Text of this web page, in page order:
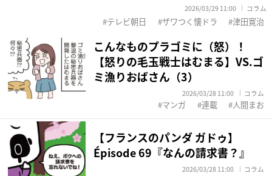
2026/03/29 11:00 コラム
テレビ朝日 ザワつく懐ドラ 津田寛治
こんなものプラゴミに（怒）！
【怒りの毛玉戦士はむまる】VS.ゴ
ミ漁りおばさん（3）
2026/03/28 11:00 コラム
マンガ 連載 人間まお
【フランスのパンダ ガドゥ】
Épisode 69『なんの請求書？』
2026/03/28 11:00 コラム